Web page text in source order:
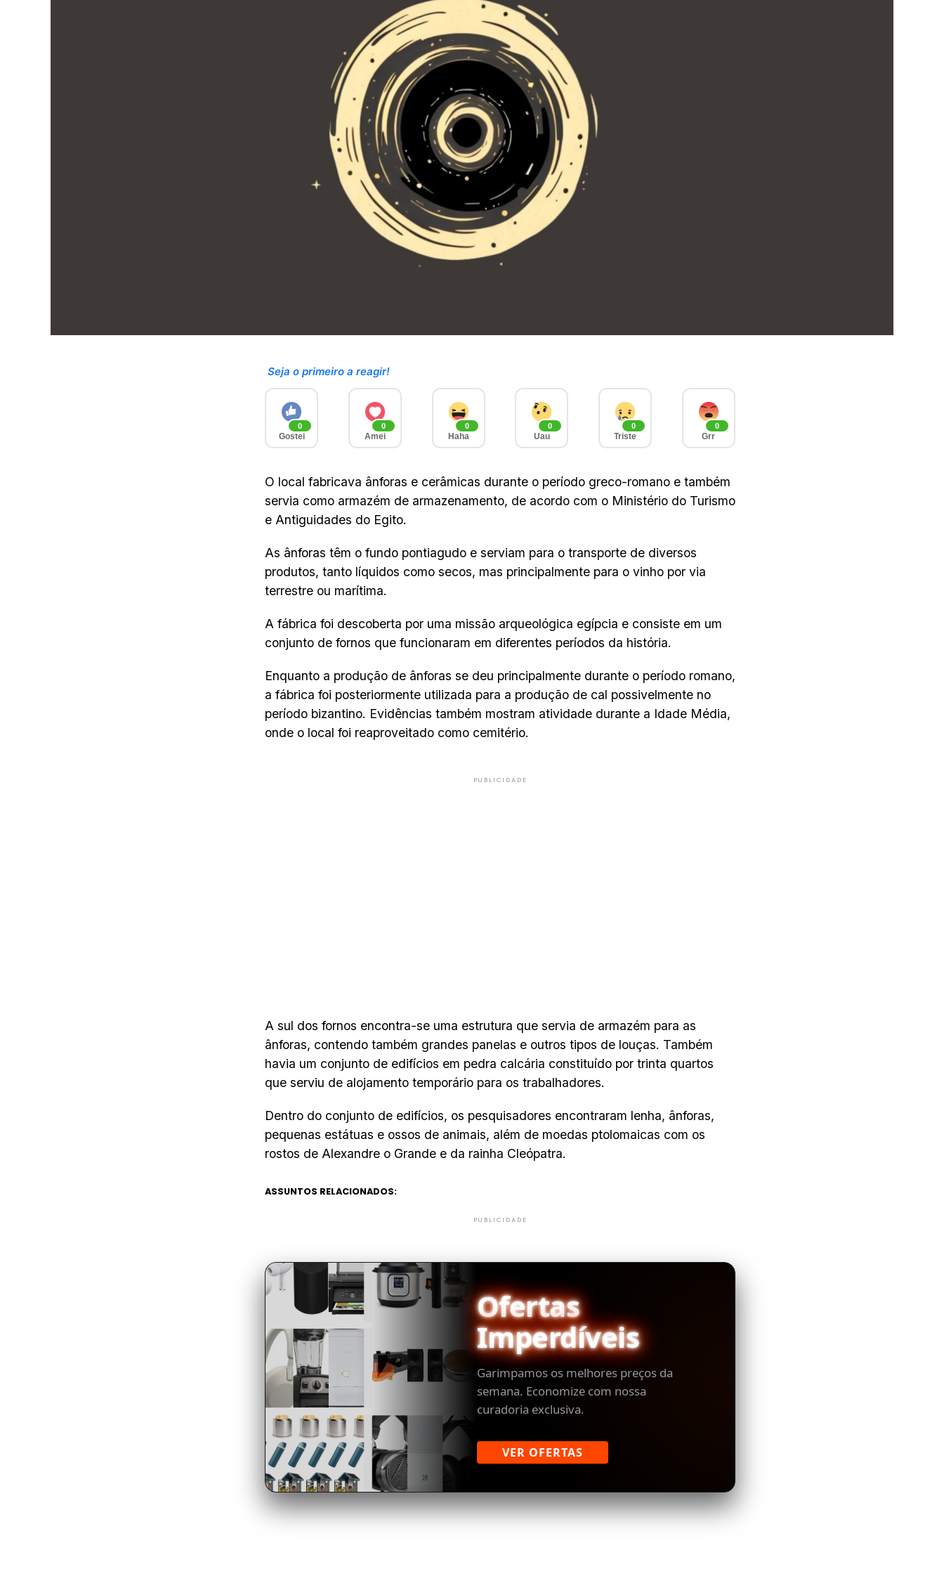
Seja o primeiro a reagir!
0
Gostei
0
Amei
0
Haha
0
Uau
0
Triste
0
Grr
O local fabricava ânforas e cerâmicas durante o período greco-romano e também
servia como armazém de armazenamento, de acordo com o Ministério do Turismo
e Antiguidades do Egito.
As ânforas têm o fundo pontiagudo e serviam para o transporte de diversos
produtos, tanto líquidos como secos, mas principalmente para o vinho por via
terrestre ou marítima.
A fábrica foi descoberta por uma missão arqueológica egípcia e consiste em um
conjunto de fornos que funcionaram em diferentes períodos da história.
Enquanto a produção de ânforas se deu principalmente durante o período romano,
a fábrica foi posteriormente utilizada para a produção de cal possivelmente no
período bizantino. Evidências também mostram atividade durante a Idade Média,
onde o local foi reaproveitado como cemitério.
PUBLICIDADE
A sul dos fornos encontra-se uma estrutura que servia de armazém para as
ânforas, contendo também grandes panelas e outros tipos de louças. Também
havia um conjunto de edifícios em pedra calcária constituído por trinta quartos
que serviu de alojamento temporário para os trabalhadores.
Dentro do conjunto de edifícios, os pesquisadores encontraram lenha, ânforas,
pequenas estátuas e ossos de animais, além de moedas ptolomaicas com os
rostos de Alexandre o Grande e da rainha Cleópatra.
ASSUNTOS RELACIONADOS:
PUBLICIDADE
Ofertas
Imperdíveis
Garimpamos os melhores preços da
semana. Economize com nossa
curadoria exclusiva.
VER OFERTAS